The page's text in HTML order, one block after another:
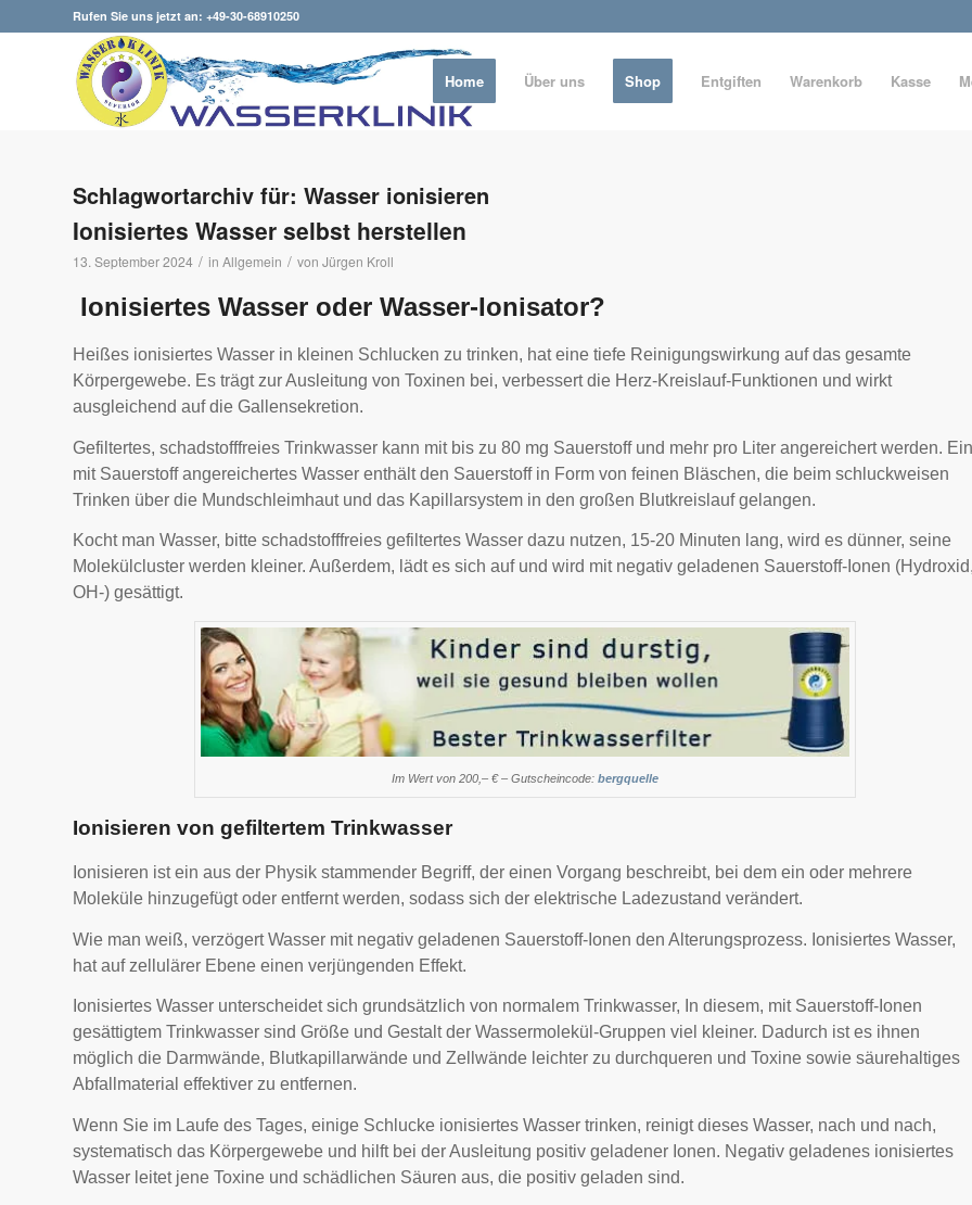
Rufen Sie uns jetzt an: +49-30-68910250
Home Über uns Shop Entgiften Warenkorb Kasse
Schlagwortarchiv für: Wasser ionisieren
Ionisiertes Wasser selbst herstellen
13. September 2024 / in Allgemein / von Jürgen Kroll
Ionisiertes Wasser oder Wasser-Ionisator?
Heißes ionisiertes Wasser in kleinen Schlucken zu trinken, hat eine tiefe Reinigungswirkung auf das gesamte
Körpergewebe. Es trägt zur Ausleitung von Toxinen bei, verbessert die Herz-Kreislauf-Funktionen und wirkt
ausgleichend auf die Gallensekretion.
Gefiltertes, schadstofffreies Trinkwasser kann mit bis zu 80 mg Sauerstoff und mehr pro Liter angereichert werden. Ein
mit Sauerstoff angereichertes Wasser enthält den Sauerstoff in Form von feinen Bläschen, die beim schluckweisen
Trinken über die Mundschleimhaut und das Kapillarsystem in den großen Blutkreislauf gelangen.
Kocht man Wasser, bitte schadstofffreies gefiltertes Wasser dazu nutzen, 15-20 Minuten lang, wird es dünner, seine
Molekülcluster werden kleiner. Außerdem, lädt es sich auf und wird mit negativ geladenen Sauerstoff-Ionen
OH-) gesättigt.
Im Wert von 200,– € – Gutscheincode: bergquelle
Ionisieren von gefiltertem Trinkwasser
Ionisieren ist ein aus der Physik stammender Begriff, der einen Vorgang beschreibt, bei dem ein oder mehrere
Moleküle hinzugefügt oder entfernt werden, sodass sich der elektrische Ladezustand verändert.
Wie man weiß, verzögert Wasser mit negativ geladenen Sauerstoff-Ionen den Alterungsprozess. Ionisiertes Wasser,
hat auf zellulärer Ebene einen verjüngenden Effekt.
Ionisiertes Wasser unterscheidet sich grundsätzlich von normalem Trinkwasser, In diesem, mit Sauerstoff-Ionen
gesättigtem Trinkwasser sind Größe und Gestalt der Wassermolekül-Gruppen viel kleiner. Dadurch ist es ihnen
möglich die Darmwände, Blutkapillarwände und Zellwände leichter zu durchqueren und Toxine sowie säurehaltiges
Abfallmaterial effektiver zu entfernen.
Wenn Sie im Laufe des Tages, einige Schlucke ionisiertes Wasser trinken, reinigt dieses Wasser, nach und nach,
systematisch das Körpergewebe und hilft bei der Ausleitung positiv geladener Ionen. Negativ geladenes ionisiertes
Wasser leitet jene Toxine und schädlichen Säuren aus, die positiv geladen sind.